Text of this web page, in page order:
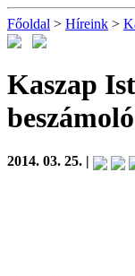
Főoldal > Híreink >
Kaszap
beszámoló
2014. 03. 25. |